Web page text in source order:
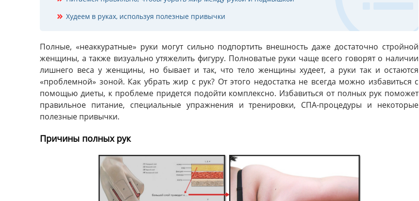
Худеем в руках, используя полезные привычки
Полные, «неаккуратные» руки могут сильно подпортить внешность даже достаточно стройной
женщины, а также визуально утяжелить фигуру. Полноватые руки чаще всего говорят о наличии
лишнего веса у женщины, но бывает и так, что тело женщины худеет, а руки так и остаются
«проблемной» зоной. Как убрать жир с рук? От этого недостатка не всегда можно избавиться с
помощью диеты, к проблеме придется подойти комплексно. Избавиться от полных рук поможет
правильное питание, специальные упражнения и тренировки, СПА-процедуры и некоторые
полезные привычки.
Причины полных рук